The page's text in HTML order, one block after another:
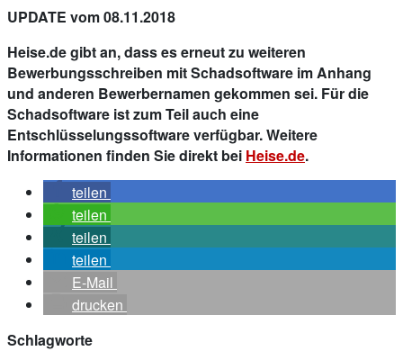
UPDATE vom 08.11.2018
Heise.de gibt an, dass es erneut zu weiteren
Bewerbungsschreiben mit Schadsoftware im Anhang
und anderen Bewerbernamen gekommen sei. Für die
Schadsoftware ist zum Teil auch eine
Entschlüsselungssoftware verfügbar. Weitere
Informationen finden Sie direkt bei Heise.de.
teilen
teilen
teilen
teilen
E-Mail
drucken
Schlagworte